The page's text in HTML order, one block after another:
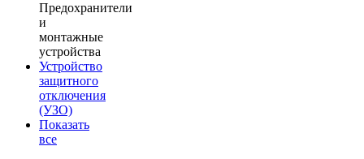
Предохранители
и
монтажные
устройства
Устройство
защитного
отключения
(УЗО)
Показать
все